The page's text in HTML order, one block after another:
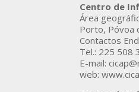
Centro de
Área
Porto, Póvoa
Contactos
Tel.: 225 508
E-mail:
web: